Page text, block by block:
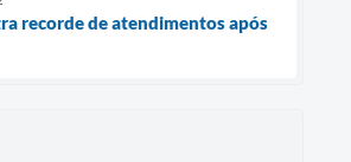
recorde de atendimentos após